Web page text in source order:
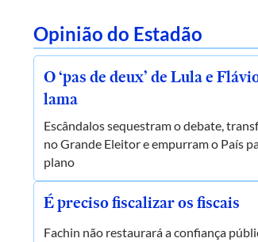
Opinião do Estadão
O ‘pas de deux’ de Lula e
lama
Escândalos sequestram o debate,
no Grande Eleitor e empurram o País
plano
É preciso fiscalizar os fiscais
Fachin não restaurará a confiança